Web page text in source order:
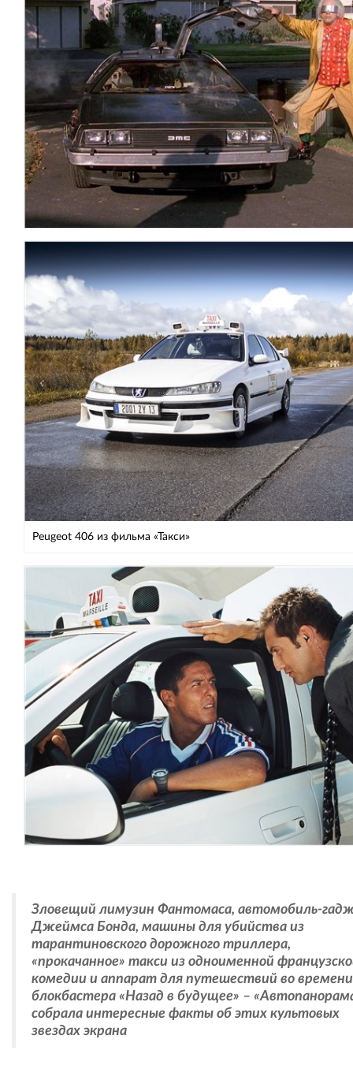
Peugeot 406 из фильма «Такси»
Зловещий лимузин Фантомаса, автомобиль-
Джеймса Бонда, машины для убийства из
тарантиновского дорожного триллера,
«прокачанное» такси из одноименной
комедии и аппарат для путешествий во
блокбастера «Назад в будущее» –
собрала интересные факты об этих культовых
звездах экрана